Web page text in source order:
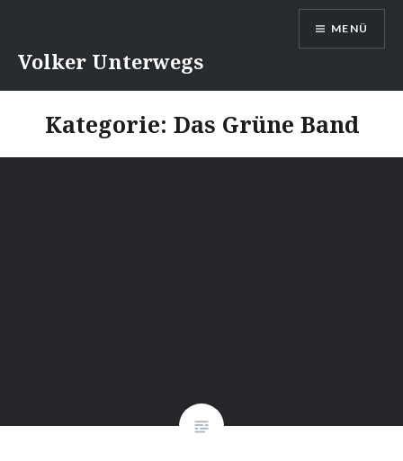
InhaltVolker Unterwegs
MENÜ
Kategorie: Das Grüne Band